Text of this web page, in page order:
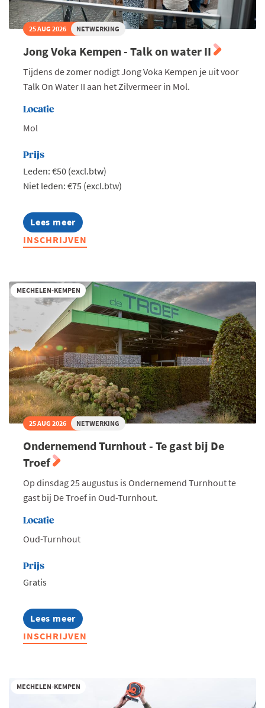
25 AUG 2026 NETWERKING
Jong Voka Kempen - Talk on water II
Tijdens de zomer nodigt Jong Voka Kempen je uit voor
Talk On Water II aan het Zilvermeer in Mol.
Locatie
Mol
Prijs
Leden: €50 (excl.btw)
Niet leden: €75 (excl.btw)
Lees meer
about
Jong
Voka
on
water
INSCHRIJVEN
MECHELEN-KEMPEN
25 AUG 2026 NETWERKING
Ondernemend Turnhout - Te gast bij De
Troef
Op dinsdag 25 augustus is Ondernemend Turnhout te
gast bij De Troef in Oud-Turnhout.
Locatie
Oud-Turnhout
Prijs
Gratis
Lees meer
about
Ondernemend
Turnhout
bij
INSCHRIJVEN
MECHELEN-KEMPEN